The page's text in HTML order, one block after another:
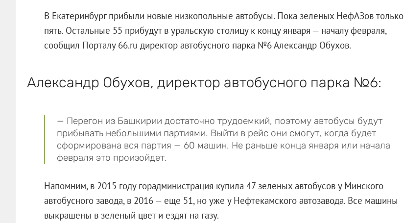
В Екатеринбург прибыли новые низкопольные автобусы. Пока зеленых НефАЗов только
пять. Остальные 55 прибудут в уральскую столицу к концу января — началу февраля,
сообщил Порталу 66.ru директор автобусного парка №6 Александр Обухов.
Александр Обухов, директор автобусного парка №6:
— Перегон из Башкирии достаточно трудоемкий, поэтому автобусы будут
прибывать небольшими партиями. Выйти в рейс они смогут, когда будет
сформирована вся партия — 60 машин. Не раньше конца января или начала
февраля это произойдет.
Напомним, в 2015 году горадминистрация купила 47 зеленых автобусов у Минского
автобусного завода, в 2016 — еще 51, но уже у Нефтекамского автозавода. Все машины
выкрашены в зеленый цвет и ездят на газу.